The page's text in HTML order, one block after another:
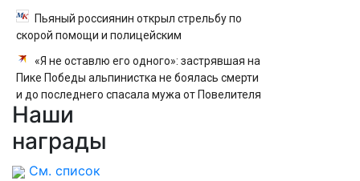
Пьяный россиянин открыл стрельбу по
скорой помощи и полицейским
«Я не оставлю его одного»: застрявшая на
Пике Победы альпинистка не боялась смерти
и до последнего спасала мужа от Повелителя
неба
Наши
награды
См. список